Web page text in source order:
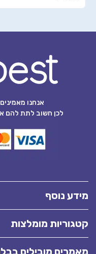
אנחנו
לכן חשוב לתת להם
מידע נוסף
קטגוריות מומלצות